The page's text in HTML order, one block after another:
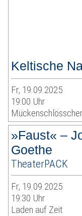
Keltische
Fr, 19.09.2025
19:00 Uhr
»Faust« –
Goethe
TheaterPACK
Fr, 19.09.2025
19:30 Uhr
Laden auf Zeit